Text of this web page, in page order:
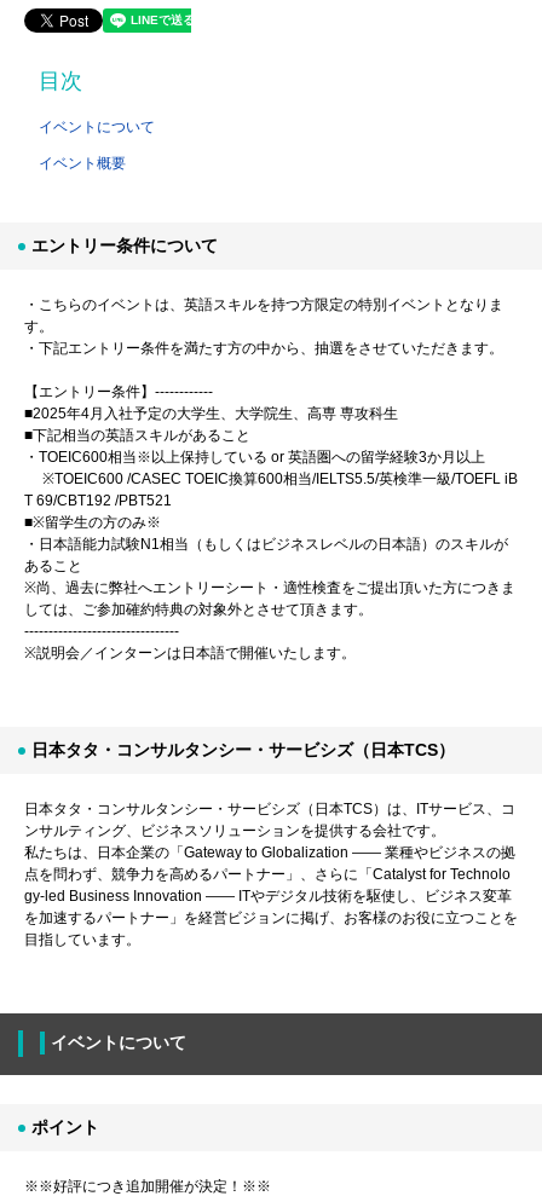
目次
イベントについて
イベント概要
エントリー条件について
・こちらのイベントは、英語スキルを持つ方限定の特別イベントとなりま
す。
・下記エントリー条件を満たす方の中から、抽選をさせていただきます。
【エントリー条件】------------
■2025年4月入社予定の大学生、大学院生、高専 専攻科生
■下記相当の英語スキルがあること
・TOEIC600相当※以上保持している or 英語圏への留学経験3か月以上
※TOEIC600 /CASEC TOEIC換算600相当/IELTS5.5/英検準一級/TOEFL iB
T 69/CBT192 /PBT521
■※留学生の方のみ※
・日本語能力試験N1相当（もしくはビジネスレベルの日本語）のスキルが
あること
※尚、過去に弊社へエントリーシート・適性検査をご提出頂いた方につきま
しては、ご参加確約特典の対象外とさせて頂きます。
--------------------------------
※説明会／インターンは日本語で開催いたします。
日本タタ・コンサルタンシー・サービシズ（日本TCS）
日本タタ・コンサルタンシー・サービシズ（日本TCS）は、ITサービス、コ
ンサルティング、ビジネスソリューションを提供する会社です。
私たちは、日本企業の「Gateway to Globalization ―― 業種やビジネスの拠
点を問わず、競争力を高めるパートナー」、さらに「Catalyst for Technolo
gy-led Business Innovation ―― ITやデジタル技術を駆使し、ビジネス変革
を加速するパートナー」を経営ビジョンに掲げ、お客様のお役に立つことを
目指しています。
イベントについて
ポイント
※※好評につき追加開催が決定！※※